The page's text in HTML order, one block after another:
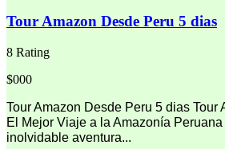
Tour Amazon Desde Peru 5 dias
8 Rating
$000
Tour Amazon Desde Peru 5 dias
El Mejor Viaje a la Amazonía
inolvidable aventura...